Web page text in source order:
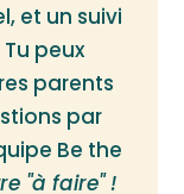
et un suivi
peux
parents
par
Be the
"à faire" !